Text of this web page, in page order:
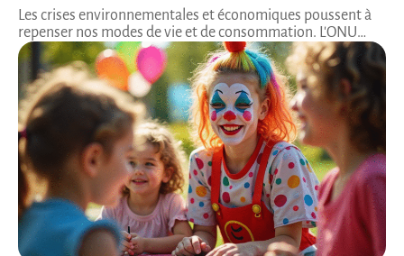
Les crises environnementales et économiques poussent à
repenser nos modes de vie et de consommation. L'ONU…